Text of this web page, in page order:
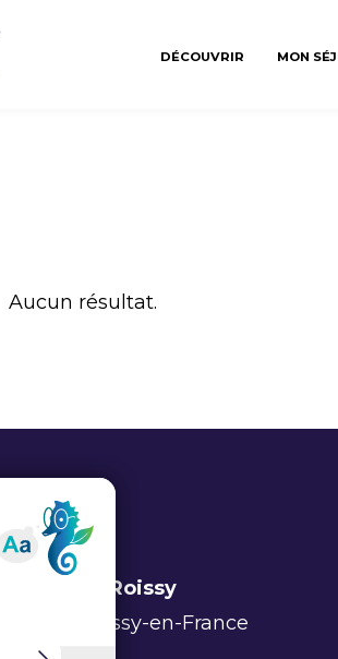
DÉCOUVRIR MON
Aucun résultat.
Grand Roissy
95700 Roissy-en-France